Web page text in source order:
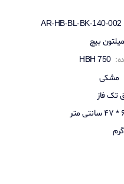
AR-HB-BL-BK-140-002
بیچ
HBH 750
مشکی
تک فاز